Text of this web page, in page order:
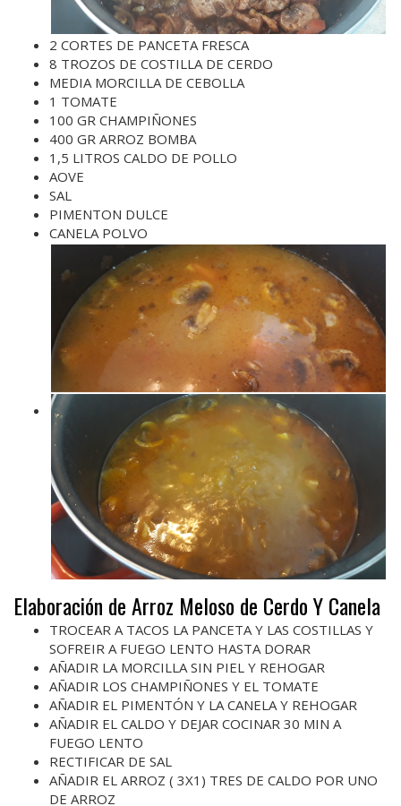
2 CORTES DE PANCETA FRESCA
8 TROZOS DE COSTILLA DE CERDO
MEDIA MORCILLA DE CEBOLLA
1 TOMATE
100 GR CHAMPIÑONES
400 GR ARROZ BOMBA
1,5 LITROS CALDO DE POLLO
AOVE
SAL
PIMENTON DULCE
CANELA POLVO
Elaboración de Arroz Meloso de Cerdo Y Canela
TROCEAR A TACOS LA PANCETA Y LAS COSTILLAS Y
SOFREIR A FUEGO LENTO HASTA DORAR
AÑADIR LA MORCILLA SIN PIEL Y REHOGAR
AÑADIR LOS CHAMPIÑONES Y EL TOMATE
AÑADIR EL PIMENTÓN Y LA CANELA Y REHOGAR
AÑADIR EL CALDO Y DEJAR COCINAR 30 MIN A
FUEGO LENTO
RECTIFICAR DE SAL
AÑADIR EL ARROZ ( 3X1) TRES DE CALDO POR UNO
DE ARROZ